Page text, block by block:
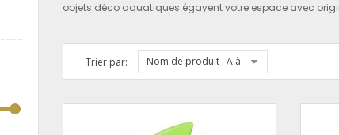
objets déco aquatiques égayent votre espace avec
Trier par: Nom de produit : A à Z